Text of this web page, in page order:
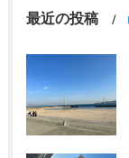
最近の投稿